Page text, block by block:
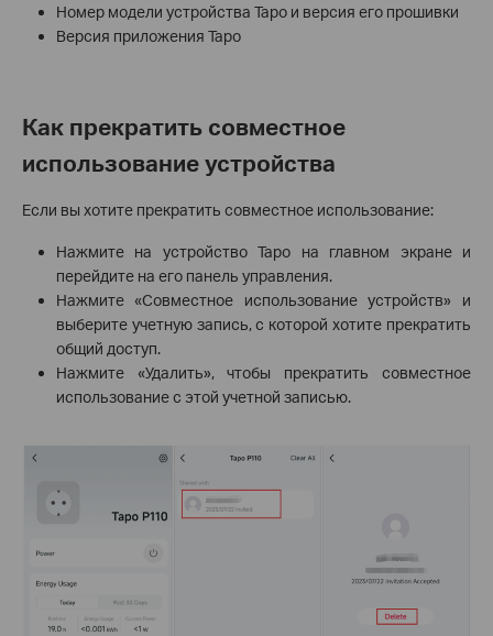
Номер модели устройства Tapo и версия его прошивки
Версия приложения Tapo
Как прекратить совместное
использование устройства
Если вы хотите прекратить совместное использование:
Нажмите на устройство Tapo на главном экране и
перейдите на его панель управления.
Нажмите «Совместное использование устройств» и
выберите учетную запись, с которой хотите прекратить
общий доступ.
Нажмите «Удалить», чтобы прекратить совместное
использование с этой учетной записью.